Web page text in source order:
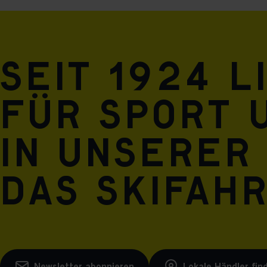
Seit 1924
für Sport
in unserer
das